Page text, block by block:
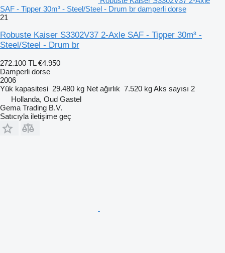
SAF - Tipper 30m³ - Steel/Steel - Drum br damperli dorse
21
Robuste Kaiser S3302V37 2-Axle SAF - Tipper 30m³ -
Steel/Steel - Drum br
272.100 TL €4.950
Damperli dorse
2006
Yük kapasitesi 29.480 kg Net ağırlık 7.520 kgAks sayısı 2
Hollanda, Oud Gastel
Gema Trading B.V.
Satıcıyla iletişime geç